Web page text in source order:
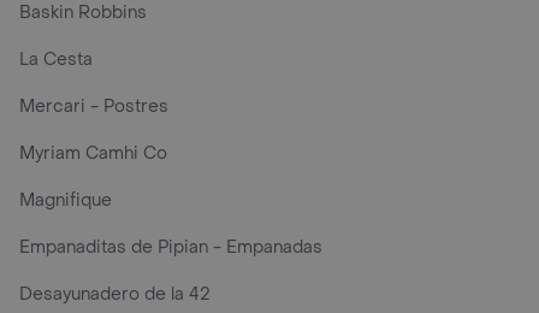
Baskin Robbins
La Cesta
Mercari - Postres
Myriam Camhi Co
Magnifique
Empanaditas de Pipian - Empanadas
Desayunadero de la 42